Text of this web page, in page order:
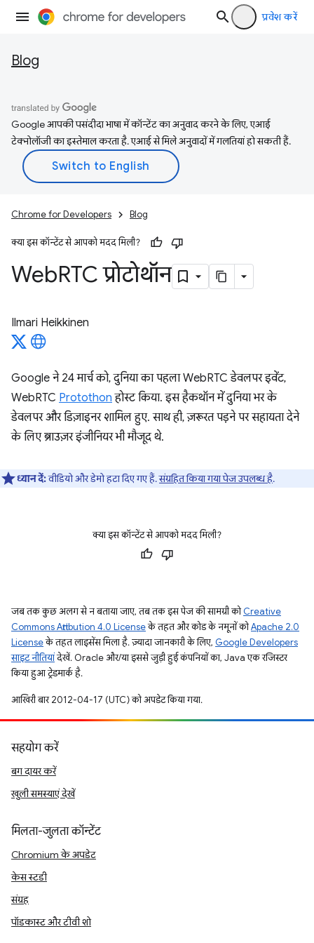
प्रवेश करें
Blog
Google आपकी पसंदीदा भाषा में कॉन्टेंट का अनुवाद करने के लिए, एआई
टेक्नोलॉजी का इस्तेमाल करता है. एआई से मिले अनुवादों में गलतियां हो सकती हैं.
Chrome for Developers Blog
क्या इस कॉन्टेंट से आपको मदद मिली?
WebRTC प्रोटोथॉन
Ilmari Heikkinen
Google ने 24 मार्च को, दुनिया का पहला WebRTC डेवलपर इवेंट,
WebRTC Protothon होस्ट किया. इस हैकथॉन में दुनिया भर के
डेवलपर और डिज़ाइनर शामिल हुए. साथ ही, ज़रूरत पड़ने पर सहायता देने
के लिए ब्राउज़र इंजीनियर भी मौजूद थे.
ध्यान दें:वीडियो और डेमो हटा दिए गए हैं.संग्रहित किया गया पेज उपलब्ध है.
क्या इस कॉन्टेंट से आपको मदद मिली?
जब तक कुछ अलग से न बताया जाए, तब तक इस पेज की सामग्री कोCreative
Commons Attribution 4.0 Licenseके तहत और कोड के नमूनों कोApache 2.0
Licenseके तहत लाइसेंस मिला है. ज़्यादा जानकारी के लिए, Google Developers
साइट नीतियांदेखें. Oracle और/या इससे जुड़ी हुई कंपनियों का, Java एक रजिस्टर
किया हुआ ट्रेडमार्क है.
आखिरी बार 2012-04-17 (UTC) को अपडेट किया गया.
सहयोग करें
बग दायर करें
खुली समस्याएं देखें
मिलता-जुलता कॉन्टेंट
Chromium के अपडेट
केस स्टडी
संग्रह
पॉडकास्ट और टीवी शो